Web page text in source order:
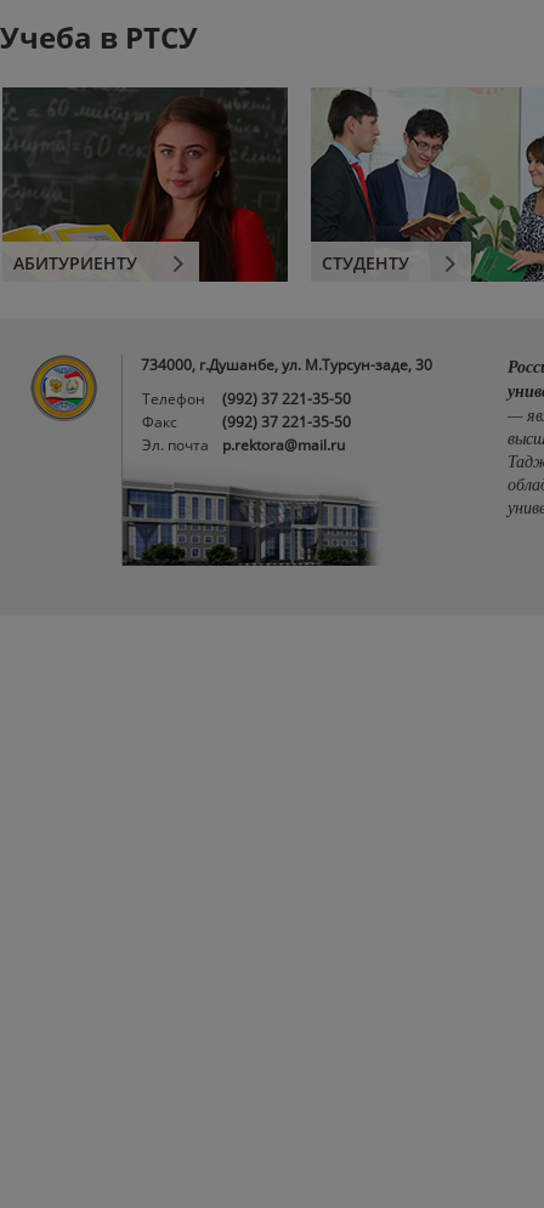
Учеба в РТСУ
АБИТУРИЕНТУ СТУДЕНТУ
734000, г.Душанбе, ул. М.Турсун-заде, 30
Телефон
(992) 37 221-35-50
Факс
(992) 37 221-35-50
Эл. почта
p.rektora@mail.ru
—